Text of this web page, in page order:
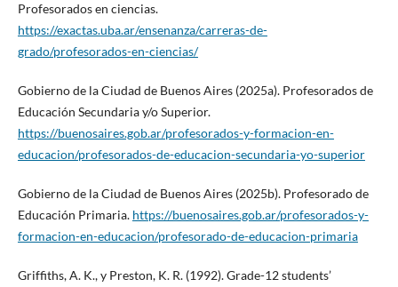
Profesorados en ciencias.
https://exactas.uba.ar/ensenanza/carreras-de-
grado/profesorados-en-ciencias/
Gobierno de la Ciudad de Buenos Aires (2025a). Profesorados de
Educación Secundaria y/o Superior.
https://buenosaires.gob.ar/profesorados-y-formacion-en-
educacion/profesorados-de-educacion-secundaria-yo-superior
Gobierno de la Ciudad de Buenos Aires (2025b). Profesorado de
Educación Primaria. https://buenosaires.gob.ar/profesorados-y-
formacion-en-educacion/profesorado-de-educacion-primaria
Griffiths, A. K., y Preston, K. R. (1992). Grade-12 students’